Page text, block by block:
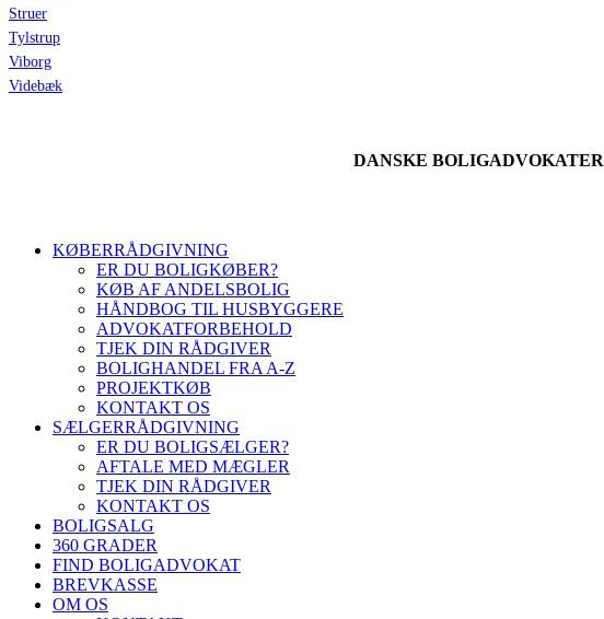
Struer
Tylstrup
Viborg
Videbæk
DANSKE BOLIGADVOKATER
KØBERRÅDGIVNING
ER DU BOLIGKØBER?
KØB AF ANDELSBOLIG
HÅNDBOG TIL HUSBYGGERE
ADVOKATFORBEHOLD
TJEK DIN RÅDGIVER
BOLIGHANDEL FRA A-Z
PROJEKTKØB
KONTAKT OS
SÆLGERRÅDGIVNING
ER DU BOLIGSÆLGER?
AFTALE MED MÆGLER
TJEK DIN RÅDGIVER
KONTAKT OS
BOLIGSALG
360 GRADER
FIND BOLIGADVOKAT
BREVKASSE
OM OS